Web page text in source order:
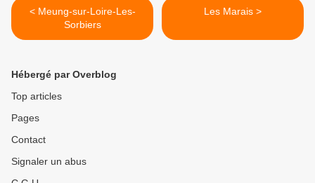
< Meung-sur-Loire-Les-
Sorbiers
Les Marais >
Hébergé par Overblog
Top articles
Pages
Contact
Signaler un abus